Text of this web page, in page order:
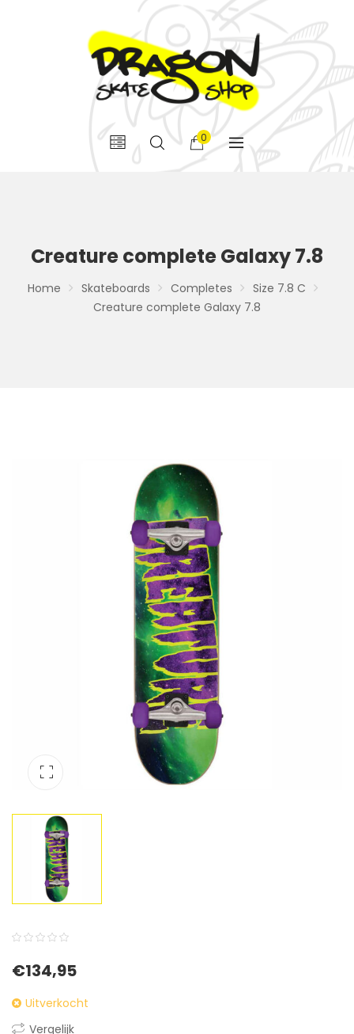
0
Creature complete Galaxy 7.8
Home Skateboards Completes
Size 7.8 C
Creature complete Galaxy 7.8
out
on
€134,95
Uitverkocht
Vergelijk